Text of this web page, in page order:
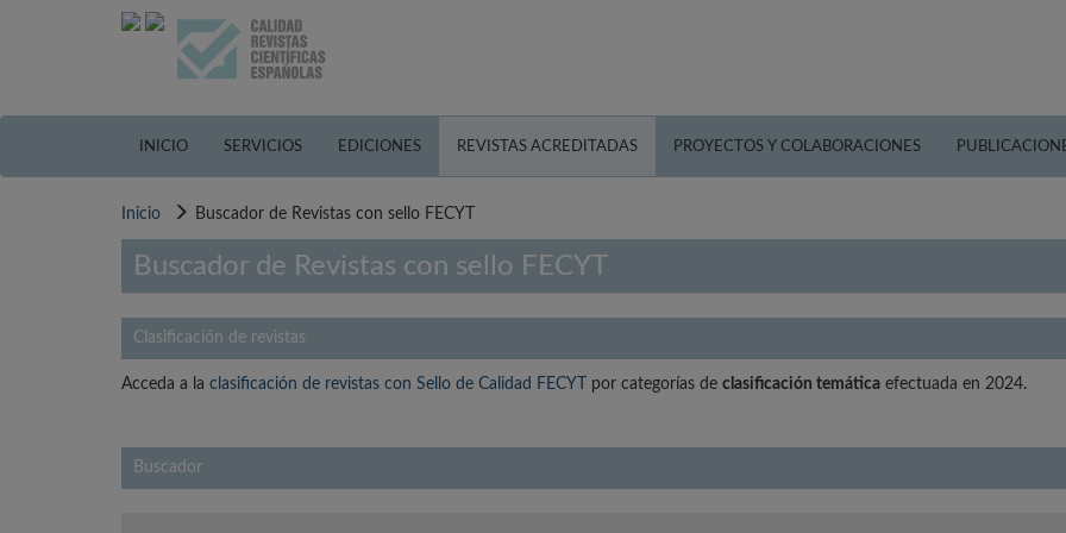
INICIO SERVICIOS EDICIONES REVISTAS ACREDITADAS PROYECTOS Y COLABORACIONES
Inicio Buscador de Revistas con sello FECYT
Buscador de Revistas con sello FECYT
Clasificación de revistas
Acceda a la clasificación de revistas con Sello de Calidad FECYT por categorías de clasificación temática efectuada en 2024.
Buscador